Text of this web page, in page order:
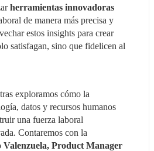
herramientas innovadoras
de manera más precisa y
estos insights para crear
satisfagan, sino que fidelicen al
exploramos cómo la
datos y recursos humanos
una fuerza laboral
Contaremos con la
Valenzuela, Product Manager